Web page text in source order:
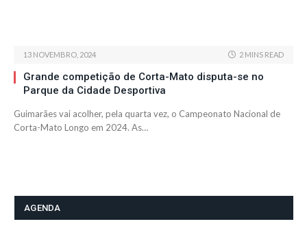
13 NOVEMBRO, 2024 2 MINS READ
Grande competição de Corta-Mato disputa-se no
Parque da Cidade Desportiva
Guimarães vai acolher, pela quarta vez, o Campeonato Nacional de
Corta-Mato Longo em 2024. As…
AGENDA